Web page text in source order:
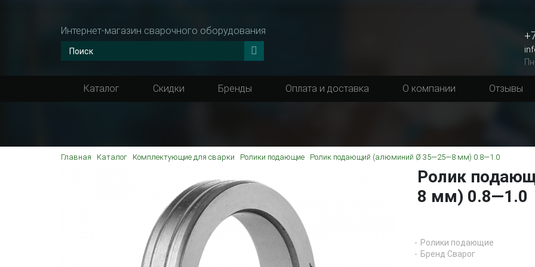
Интернет-магазин сварочного оборудования
Каталог Скидки Бренды Оплата и доставка О компании Отзывы
Главная Каталог Комплектующие для сварки Ролики подающие Ролик подающий (алюминий Ø 35—25—8 мм) 0.8—1.0
Ролик
8 мм) 0.8—1.0
Ролики подающие
Бренд Сварог